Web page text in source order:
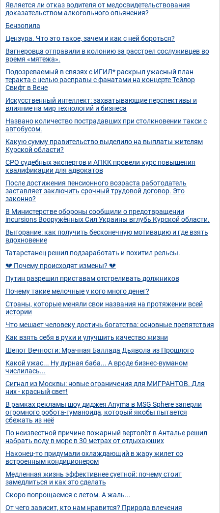
Является ли отказ водителя от медосвидетельствования
доказательством алкогольного опьянения?
Бензопила
Цензура. Что это такое, зачем и как с ней бороться?
Вагнеровца отправили в колонию за расстрел сослуживцев во
время «мятежа».
Подозреваемый в связях с ИГИЛ* раскрыл ужасный план
теракта с целью расправы с фанатами на концерте Тейлор
Свифт в Вене
Искусственный интеллект: захватывающие перспективы и
влияние на мир технологий и бизнеса
Названо количество пострадавших при столкновении такси с
автобусом.
Какую сумму правительство выделило на выплаты жителям
Курской области?
СРО судебных экспертов и АПКК провели курс повышения
квалификации для адвокатов
После достижения пенсионного возраста работодатель
заставляет заключить срочный трудовой договор. Это
законно?
В Министерстве обороны сообщили о предотвращении
incursions Вооружённых Сил Украины вглубь Курской области.
Выгорание: как получить бесконечную мотивацию и где взять
вдохновение
Татарстанец решил подзаработать и похитил рельсы.
💔 Почему происходят измены? 💔
Путин разрешил приставам отстреливать должников
Почему такие мелочные у кого много денег?
Страны, которые меняли свои названия на протяжении всей
истории
Что мешает человеку достичь богатства: основные препятствия
Как взять себя в руки и улучшить качество жизни
Шепот Вечности: Мрачная Баллада Дьявола из Прошлого
Какой ужас... Ну дурная баба... А вроде бизнес-вуманом
числилась...
Сигнал из Москвы: новые ограничения для МИГРАНТОВ. Для
них - красный свет!
В рамках рекламы шоу диджея Anyma в MSG Sphere заперли
огромного робота-гуманоида, который якобы пытается
сбежать из неё
По неизвестной причине пожарный вертолёт в Анталье решил
набрать воду в море в 30 метрах от отдыхающих
Наконец-то придумали охлаждающий в жару жилет со
встроенным кондиционером
Медленная жизнь эффективнее суетной: почему стоит
замедлиться и как это сделать
Скоро попрощаемся с летом. А жаль...
От чего зависит, кто нам нравится? Природа влечения